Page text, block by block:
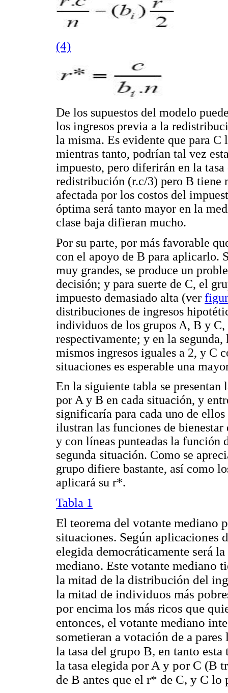
(4)
De los supuestos del modelo
los ingresos previa a la
la misma. Es evidente que para
mientras tanto, podrían tal vez
impuesto, pero diferirán en la
redistribución (r.c/3) pero B tiene
afectada por los costos del
óptima será tanto mayor en la
clase baja difieran mucho.
Por su parte, por más favorable
con el apoyo de B para aplicarlo.
muy grandes, se produce un
decisión; y para suerte de C, el
impuesto demasiado alta (ver
distribuciones de ingresos
individuos de los grupos A, B y
respectivamente; y en la
mismos ingresos iguales a 2, y C
situaciones es esperable una
En la siguiente tabla se
por A y B en cada situación, y
significaría para cada uno de
ilustran las funciones de
y con líneas punteadas la función
segunda situación. Como se
grupo difiere bastante, así como
aplicará su r*.
Tabla 1
El teorema del votante mediano
situaciones. Según aplicaciones
elegida democráticamente será
mediano. Este votante mediano
la mitad de la distribución del
la mitad de individuos más
por encima los más ricos que
entonces, el votante mediano
sometieran a votación de a
la tasa del grupo B, en tanto esta
la tasa elegida por A y por C (B
de B antes que el r* de C, y C lo